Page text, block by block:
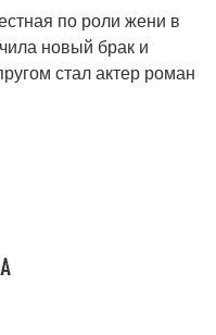
по роли жени в
новый брак и
стал актер роман